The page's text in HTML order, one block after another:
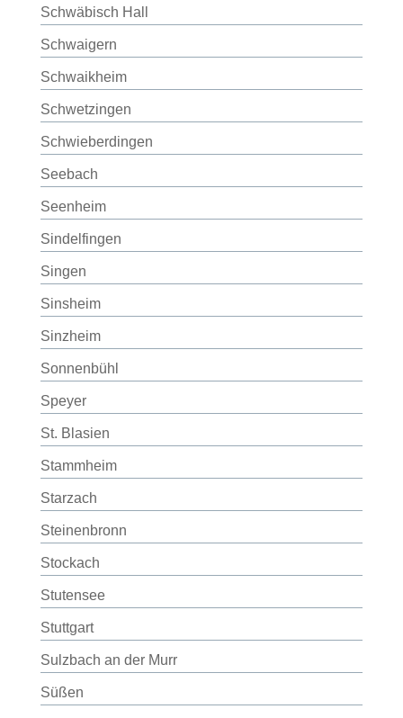
Schwäbisch Hall
Schwaigern
Schwaikheim
Schwetzingen
Schwieberdingen
Seebach
Seenheim
Sindelfingen
Singen
Sinsheim
Sinzheim
Sonnenbühl
Speyer
St. Blasien
Stammheim
Starzach
Steinenbronn
Stockach
Stutensee
Stuttgart
Sulzbach an der Murr
Süßen